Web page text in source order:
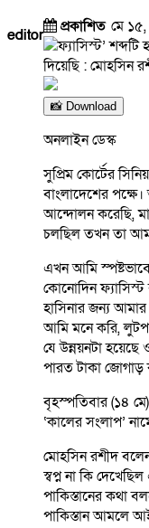
editor প্রকাশিত মে
📸 Download
অনলাইন ডেস্ক
সুপ্রিম কোর্টের
বাংলাদেশের
আন্দোলন করেছি,
চলছিল তখন তা
এখন আমি
কোনোদিন ফ্যাসিস্ট
হাসিনার জন্য
আমি মনে করি,
যে উন্নয়নটা
পারত টাকা
বৃহস্পতিবার (১৪
‘কালের সংলাপ’
মোহসিন রশীদ
স্বপ্ন না কি
পাকিস্তানের কথা
পাকিস্তান আমলে